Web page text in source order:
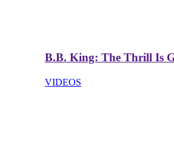
B.B. King: The Thrill Is
VIDEOS